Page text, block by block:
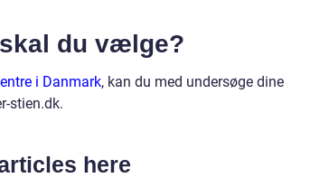
du vælge?
i Danmark, kan du med undersøge dine
stien.dk.
here